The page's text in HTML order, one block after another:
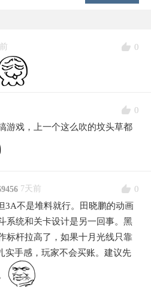
0
0
游戏，上一个这么吹的坟头草都
7天前
0
3A不是堆料就行。田晓鹏的动画
系统和关卡设计是另一回事。黑
标杆拉高了，如果十月光线只靠
实手感，玩家不会买账。建议先